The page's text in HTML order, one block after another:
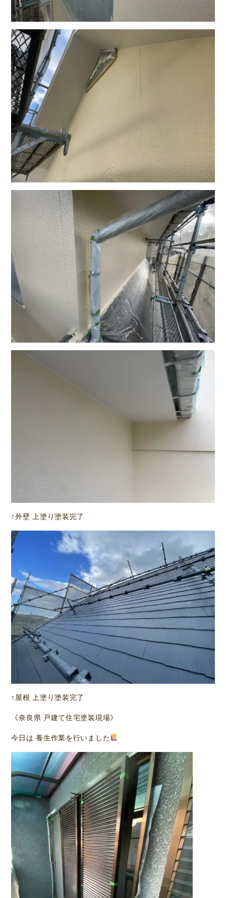
↑外壁 上塗り塗装完了
↑屋根 上塗り塗装完了
《奈良県 戸建て住宅塗装現場》
今日は 養生作業を行いました